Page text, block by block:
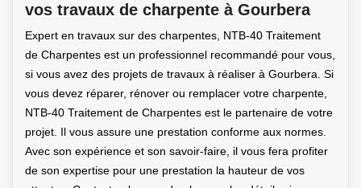
vos travaux de charpente à Gourbera
Expert en travaux sur des charpentes, NTB-40 Traitement
de Charpentes est un professionnel recommandé pour vous,
si vous avez des projets de travaux à réaliser à Gourbera. Si
vous devez réparer, rénover ou remplacer votre charpente,
NTB-40 Traitement de Charpentes est le partenaire de votre
projet. Il vous assure une prestation conforme aux normes.
Avec son expérience et son savoir-faire, il vous fera profiter
de son expertise pour une prestation la hauteur de vos